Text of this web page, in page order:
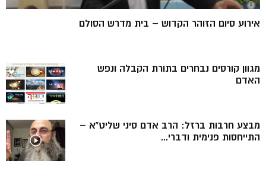
אירוע סיום הזוהר הקדוש – בית מדרש הסולם
מגוון קורסים נבחרים בתורת הקבלה ונפש
האדם
מבצע חרבות ברזל: הרב אדם סיני שליט”א –
התייחסות פנימית ודברי...